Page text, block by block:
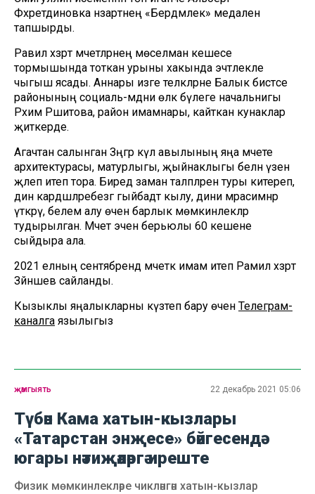
Фәхретдиновка нәзарәтнең «Бердәмлек» медален
тапшырды.
Равил хәзрәт мәчетләрнең мөселман кешесе
тормышында тоткан урыны хакында эчтәлекле
чыгыш ясады. Аннары изге теләкләрне Балык бистәсе
районының социаль-мәдәни өлкә бүлеге начальнигы
Рәхимә Рәшитова, район имамнары, кайткан кунаклар
җиткерде.
Агачтан салынган Зәңгәр күл авылының яңа мәчете
архитектурасы, матурлыгы, җыйнаклыгы белән үзенә
җәлеп итеп тора. Биредә заман таләпләренә туры китереп,
дин кардәшләребезгә гыйбадәт кылу, дини мәрасимнәр
үткәрү, белем алу өчен барлык мөмкинлекләр
тудырылган. Мәчет эченә берьюлы 60 кешене
сыйдыра ала.
2021 елның сентябрендә мәчеткә имам итеп Рамил хәзрәт
Зәйнәшев сайланды.
Кызыклы яңалыкларны күзәтеп бару өчен Телеграм-
каналга язылыгыз
җәмгыять 22 декабрь 2021 05:06
Түбән Кама хатын-кызлары
«Татарстан энҗесе» бәйгесендә
югары нәтиҗәләргә иреште
Физик мөмкинлекләре чикләнгән хатын-кызлар